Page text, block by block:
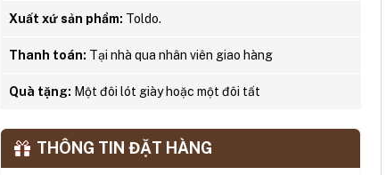
Xuất xứ sản phẩm: Toldo.
Thanh toán: Tại nhà qua nhân viên giao hàng
Quà tặng: Một đôi lót giày hoặc một đôi tất
THÔNG TIN ĐẶT HÀNG